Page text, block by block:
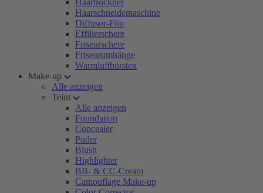
Haartrockner
Haarschneidemaschine
Diffusor-Fön
Effilierschere
Friseurschere
Friseurumhänge
Warmluftbürsten
Make-up
Alle anzeigen
Teint
Alle anzeigen
Foundation
Concealer
Puder
Blush
Highlighter
BB- & CC-Cream
Camouflage Make-up